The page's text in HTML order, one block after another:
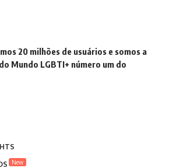
20 milhões de usuários e somos a
Mundo LGBTI+ número um do
New